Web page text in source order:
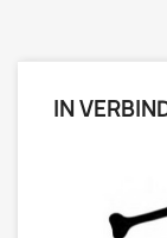
IN